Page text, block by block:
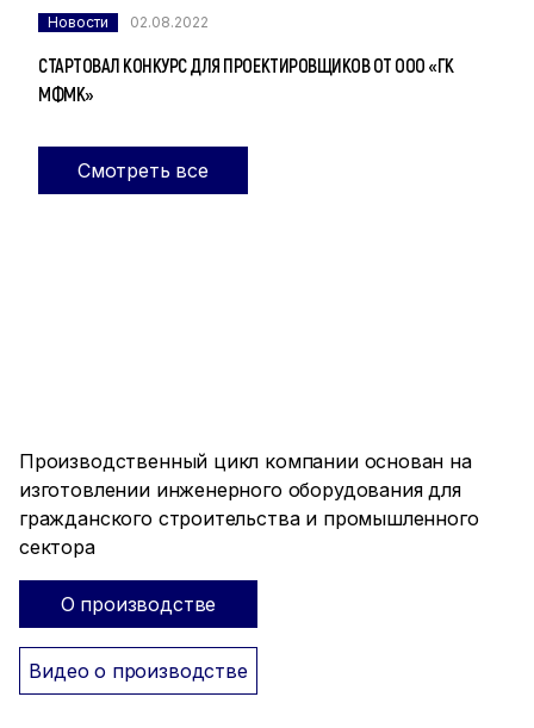
Новости 02.08.2022
СТАРТОВАЛ КОНКУРС ДЛЯ ПРОЕКТИРОВЩИКОВ ОТ ООО «ГК
МФМК»
Смотреть все
Производственный цикл компании основан на
изготовлении инженерного оборудования для
гражданского строительства и промышленного
сектора
О производстве
Видео о производстве